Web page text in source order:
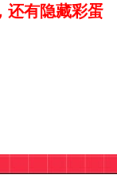
还有隐藏彩蛋